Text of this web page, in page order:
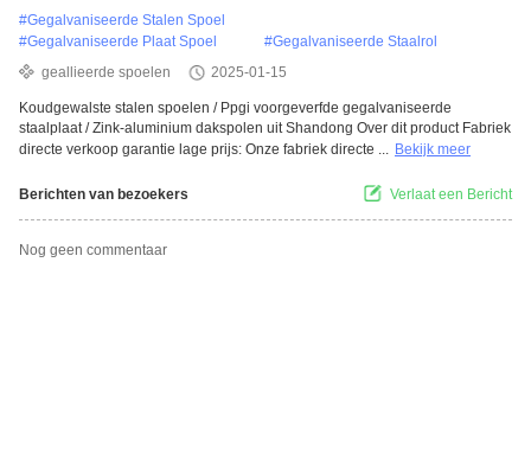
#Gegalvaniseerde Stalen Spoel
#Gegalvaniseerde Plaat Spoel #Gegalvaniseerde Staalrol
geallieerde spoelen
2025-01-15
Koudgewalste stalen spoelen / Ppgi voorgeverfde gegalvaniseerde
staalplaat / Zink-aluminium dakspolen uit Shandong Over dit product Fabriek
directe verkoop garantie lage prijs: Onze fabriek directe ... Bekijk meer
Berichten van bezoekers Verlaat een Bericht
Nog geen commentaar